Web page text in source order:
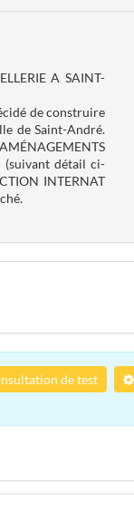
A SAINT-
de construire
de Saint-André.
(suivant détail ci-
INTERNAT
de test